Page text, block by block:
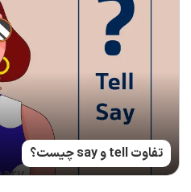
تفاوت tell و say چیست؟